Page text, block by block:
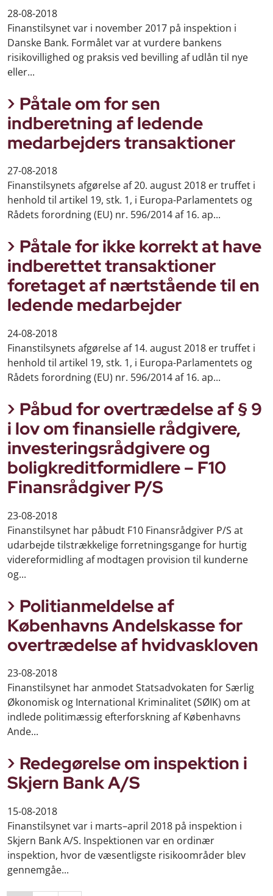
28-08-2018
Finanstilsynet var i november 2017 på inspektion i
Danske Bank. Formålet var at vurdere bankens
risikovillighed og praksis ved bevilling af udlån til nye
eller...
Påtale om for sen
indberetning af ledende
medarbejders transaktioner
27-08-2018
Finanstilsynets afgørelse af 20. august 2018 er truffet i
henhold til artikel 19, stk. 1, i Europa-Parlamentets og
Rådets forordning (EU) nr. 596/2014 af 16. ap...
Påtale for ikke korrekt at have
indberettet transaktioner
foretaget af nærtstående til en
ledende medarbejder
24-08-2018
Finanstilsynets afgørelse af 14. august 2018 er truffet i
henhold til artikel 19, stk. 1, i Europa-Parlamentets og
Rådets forordning (EU) nr. 596/2014 af 16. ap...
Påbud for overtrædelse af § 9
i lov om finansielle rådgivere,
investeringsrådgivere og
boligkreditformidlere – F10
Finansrådgiver P/S
23-08-2018
Finanstilsynet har påbudt F10 Finansrådgiver P/S at
udarbejde tilstrækkelige forretningsgange for hurtig
videreformidling af modtagen provision til kunderne
og...
Politianmeldelse af
Københavns Andelskasse for
overtrædelse af hvidvaskloven
23-08-2018
Finanstilsynet har anmodet Statsadvokaten for Særlig
Økonomisk og International Kriminalitet (SØIK) om at
indlede politimæssig efterforskning af Københavns
Ande...
Redegørelse om inspektion i
Skjern Bank A/S
15-08-2018
Finanstilsynet var i marts–april 2018 på inspektion i
Skjern Bank A/S. Inspektionen var en ordinær
inspektion, hvor de væsentligste risikoområder blev
gennemgåe...